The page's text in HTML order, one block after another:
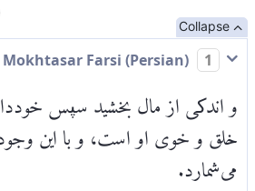
Collapse
1
و اندکی از مال بخشید سپس
خلق و خوی او است، و با این
می‌شمارد.